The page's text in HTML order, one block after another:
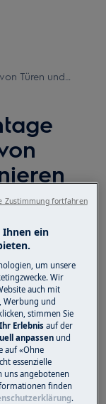
Türen und
das Gerät
Steckdose.
zwei
und
Ihnen ein
um unsere
Wir
auch mit
Werbung und
stimmen Sie
Ihr Erlebnisauf der
anpassen und
auf «Ohne
essenzielle
uns angebotenen
finden
.
Zustimmung fortfahren